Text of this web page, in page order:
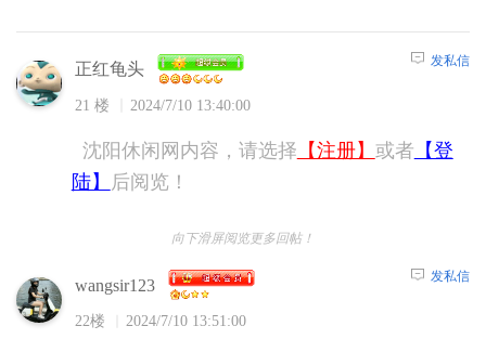
正红龟头
21 楼 2024/7/10 13:40:00
发私信
沈阳休闲网内容，请选择 【注册】 或者 【登
陆】
后阅览！
向下滑屏阅览更多回帖！
wangsir123
22楼 2024/7/10 13:51:00
发私信